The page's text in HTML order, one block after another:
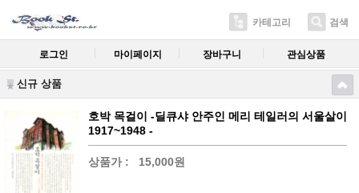
카테고리 검색
로그인 마이페이지 장바구니 관심상품
신규 상품
호박 목걸이 -딜큐샤 안주인 메리 테일러의 서울살이
1917~1948 -
상품가 : 15,000원